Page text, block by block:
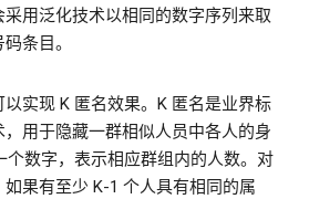
用泛化技术以相同的数字序列来取
条目。
实现 K 匿名效果。K 匿名是业界标
用于隐藏一群相似人员中各人的身
个数字，表示相应群组内的人数。对
果有至少 K-1 个人具有相同的属